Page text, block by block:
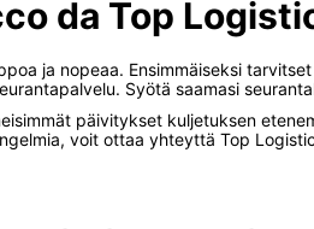
da Top
ja nopeaa. Ensimmäiseksi
Syötä saamasi
päivitykset kuljetuksen
voit ottaa yhteyttä Top